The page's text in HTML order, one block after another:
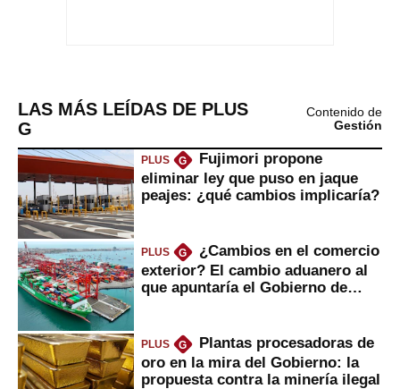
LAS MÁS LEÍDAS DE PLUS
G
Contenido de
Gestión
PLUS G
Fujimori propone
eliminar ley que puso en jaque
peajes: ¿qué cambios implicaría?
PLUS G
¿Cambios en el comercio
exterior? El cambio aduanero al
que apuntaría el Gobierno de
PLUS G
Plantas procesadoras de
oro en la mira del Gobierno: la
propuesta contra la minería ilegal